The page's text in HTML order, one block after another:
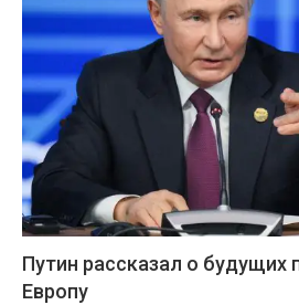
Путин рассказал о будущих
Европу